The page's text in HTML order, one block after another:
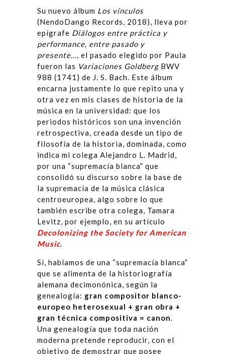
Su nuevo álbum Los vínculos
(NendoDango Records, 2018), lleva por
epígrafe Diálogos entre práctica y
performance, entre pasado y
presente…, el pasado elegido por Paula
fueron las Variaciones Goldberg BWV
988 (1741) de J. S. Bach. Este álbum
encarna justamente lo que repito una y
otra vez en mis clases de historia de la
música en la universidad: que los
periodos históricos son una invención
retrospectiva, creada desde un tipo de
filosofía de la historia, dominada, como
indica mi colega Alejandro L. Madrid,
por una “supremacía blanca” que
consolidó su discurso sobre la base de
la supremacía de la música clásica
centroeuropea, algo sobre lo que
también escribe otra colega, Tamara
Levitz, por ejemplo, en su artículo
Decolonizing the Society for American
Music.
Sí, hablamos de una “supremacía blanca”
que se alimenta de la historiografía
alemana decimonónica, según la
genealogía: gran compositor blanco-
europeo heterosexual + gran obra +
gran técnica compositiva = canon.
Una genealogía que toda nación
moderna pretende reproducir, con el
objetivo de demostrar que posee